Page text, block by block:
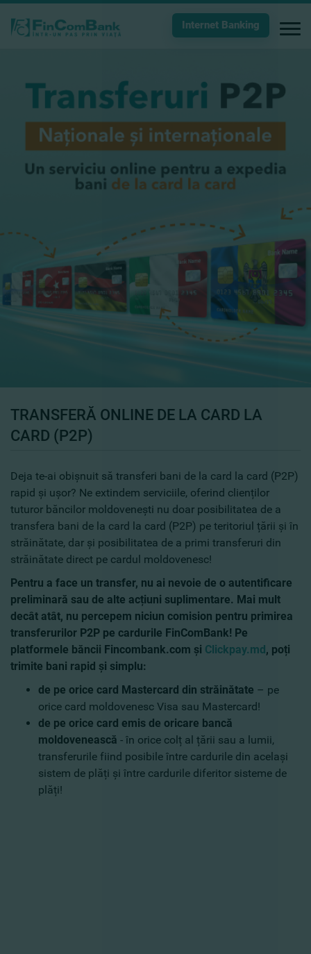
Internet Banking
TRANSFERĂ ONLINE DE LA CARD LA
CARD (P2P)
Deja te-ai obișnuit să transferi bani de la card la card (P2P)
rapid și ușor? Ne extindem serviciile, oferind clienților
tuturor băncilor moldovenești nu doar posibilitatea de a
transfera bani de la card la card (P2P) pe teritoriul țării și în
străinătate, dar și posibilitatea de a primi transferuri din
străinătate direct pe cardul moldovenesc!
Pentru a face un transfer, nu ai nevoie de o autentificare
preliminară sau de alte acțiuni suplimentare. Mai mult
decât atât, nu percepem niciun comision pentru primirea
transferurilor P2P pe cardurile FinComBank! Pe
platformele băncii Fincombank.com și Clickpay.md, poți
trimite bani rapid și simplu:
de pe orice card Mastercard din străinătate – pe
orice card moldovenesc Visa sau Mastercard!
de pe orice card emis de oricare bancă
moldovenească - în orice colț al țării sau a lumii,
transferurile fiind posibile între cardurile din același
sistem de plăți și între cardurile diferitor sisteme de
plăți!